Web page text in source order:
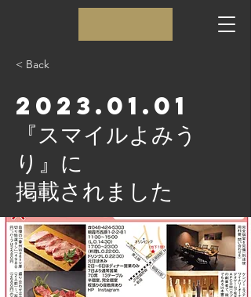
< Back
2023.01.01
『スマイルよみう
り』に
掲載されました